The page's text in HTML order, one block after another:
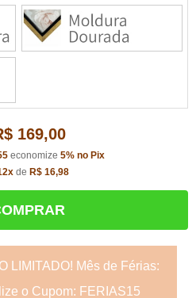
169,00
economize 5% no Pix
de R$ 16,98
LIMITADO! Mês de Férias:
o Cupom: FERIAS15